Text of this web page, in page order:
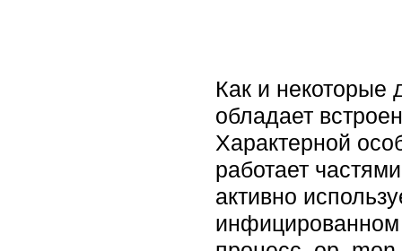
Как и некоторые
обладает
Характерной
работает
активно
инфицированном